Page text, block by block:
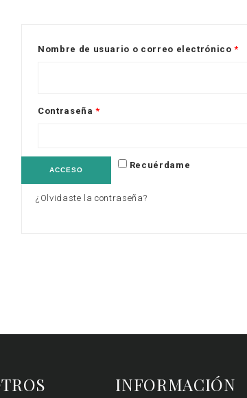
Nombre de usuario o correo electrónico*
Contraseña*
Recuérdame
ACCESO
¿Olvidaste la contraseña?
INFORMACIÓN